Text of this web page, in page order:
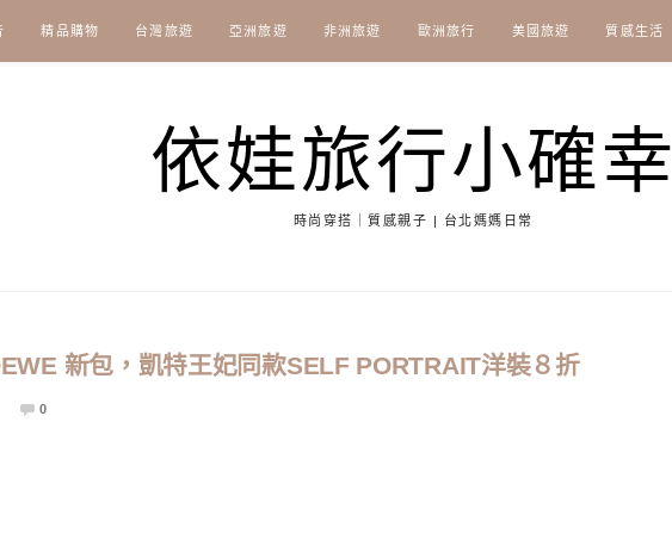
精品購物 台灣旅遊 亞洲旅遊 非洲旅遊 歐洲旅行 美國旅遊 質感生活
依娃旅行小確幸
時尚穿搭｜質感親子 | 台北媽媽日常
新包，凱特王妃同款SELF PORTRAIT洋裝８折
0